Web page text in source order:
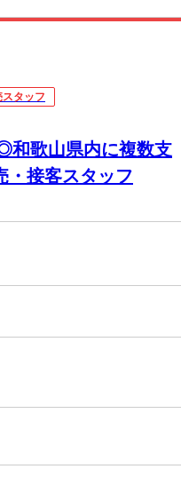
スタッフ
和歌山県内に複数支
・接客スタッフ